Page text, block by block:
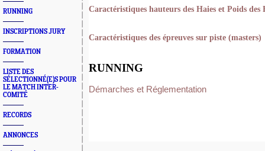
RUNNING
INSCRIPTIONS JURY
FORMATION
LISTE DES
SÉLECTIONNÉ(E)S POUR
LE MATCH INTER-
COMITÉ
RECORDS
ANNONCES
Caractéristiques hauteurs des Haies et Poids des
Caractéristiques des épreuves sur piste (masters)
RUNNING
Démarches et Réglementation